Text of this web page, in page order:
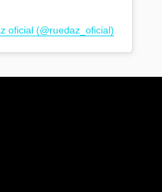
oficial (@ruedaz_oficial)